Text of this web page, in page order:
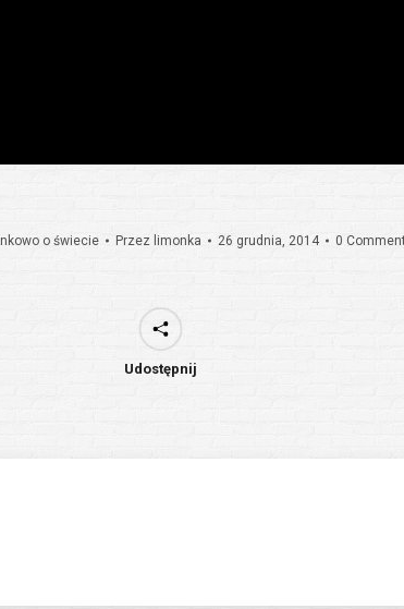
o świecie Przez limonka 26 grudnia, 2014 0
Udostępnij